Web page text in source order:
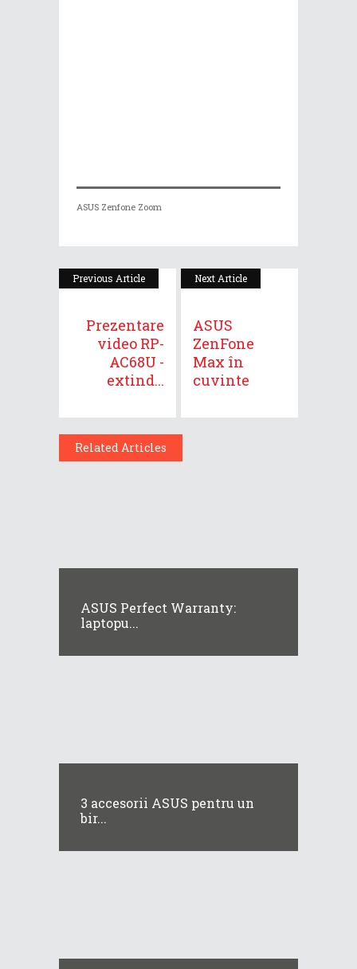
ASUS Zenfone Zoom
Previous Article
Prezentare
video RP-
AC68U -
extind...
Next Article
ASUS
ZenFone
Max în
cuvinte
Related Articles
ASUS Perfect Warranty:
laptopu...
3 accesorii ASUS pentru un
bir...